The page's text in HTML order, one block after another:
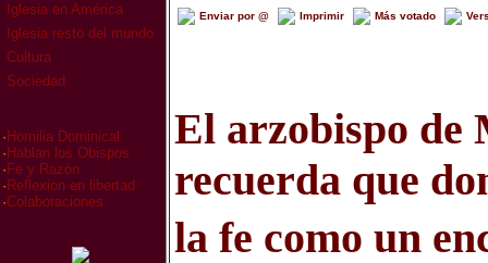
Iglesia en América
Iglesia resto del mundo
Cultura
Sociedad
· Homilia Dominical
· Hablan los Obispos
· Fe y Razón
· Reflexion en libertad
·Colaboraciones
Enviar por @ Imprimir Más votado
El arzobispo de
recuerda que
la fe como un